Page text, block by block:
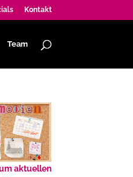
Kontakt
Team
aktuellen